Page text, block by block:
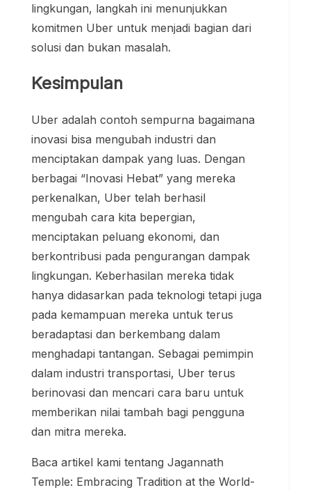
lingkungan, langkah ini menunjukkan
komitmen Uber untuk menjadi bagian dari
solusi dan bukan masalah.
Kesimpulan
Uber adalah contoh sempurna bagaimana
inovasi bisa mengubah industri dan
menciptakan dampak yang luas. Dengan
berbagai “Inovasi Hebat” yang mereka
perkenalkan, Uber telah berhasil
mengubah cara kita bepergian,
menciptakan peluang ekonomi, dan
berkontribusi pada pengurangan dampak
lingkungan. Keberhasilan mereka tidak
hanya didasarkan pada teknologi tetapi juga
pada kemampuan mereka untuk terus
beradaptasi dan berkembang dalam
menghadapi tantangan. Sebagai pemimpin
dalam industri transportasi, Uber terus
berinovasi dan mencari cara baru untuk
memberikan nilai tambah bagi pengguna
dan mitra mereka.
Baca artikel kami tentang Jagannath
Temple: Embracing Tradition at the World-